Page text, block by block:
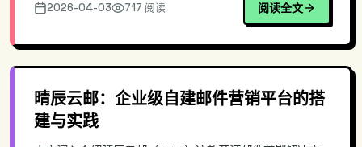
构、核心通信机制及实际部署方法。
2026-04-03 717 阅读 阅读全文
晴辰云邮：企业级自建邮件营销平台的搭
建与实践